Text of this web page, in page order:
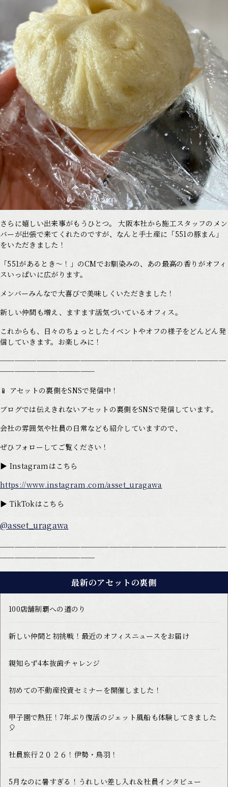
さらに嬉しい出来事がもうひとつ。 大阪本社から施工スタッフのメン
バーが出張で来てくれたのですが、なんと手土産に「551の豚まん」
をいただきました！
「551があるとき〜！」のCMでお馴染みの、あの最高の香りがオフィ
スいっぱいに広がります。
メンバーみんなで大喜びで美味しくいただきました！
新しい仲間も増え、ますます活気づいているオフィス。
これからも、日々のちょっとしたイベントやオフの様子をどんどん発
信していきます。お楽しみに！
───────────────────────────────
─────────────
📱 アセットの裏側をSNSで発信中！
ブログでは伝えきれないアセットの裏側をSNSで発信しています。
会社の雰囲気や社員の日常なども紹介していますので、
ぜひフォローしてご覧ください！
▶ Instagramはこちら
https://www.instagram.com/asset_uragawa
▶ TikTokはこちら
@asset_uragawa
───────────────────────────────
─────────────
最新のアセットの裏側
100店舗制覇への道のり
新しい仲間と初挑戦！最近のオフィスニュースをお届け
親知らず4本抜歯チャレンジ
初めての不動産投資セミナーを開催しました！
甲子園で熱狂！7年ぶり復活のジェット風船も体験してきました
🎈
社員旅行２０２６！伊勢・鳥羽！
5月なのに暑すぎる！うれしい差し入れ＆社員インタビュー